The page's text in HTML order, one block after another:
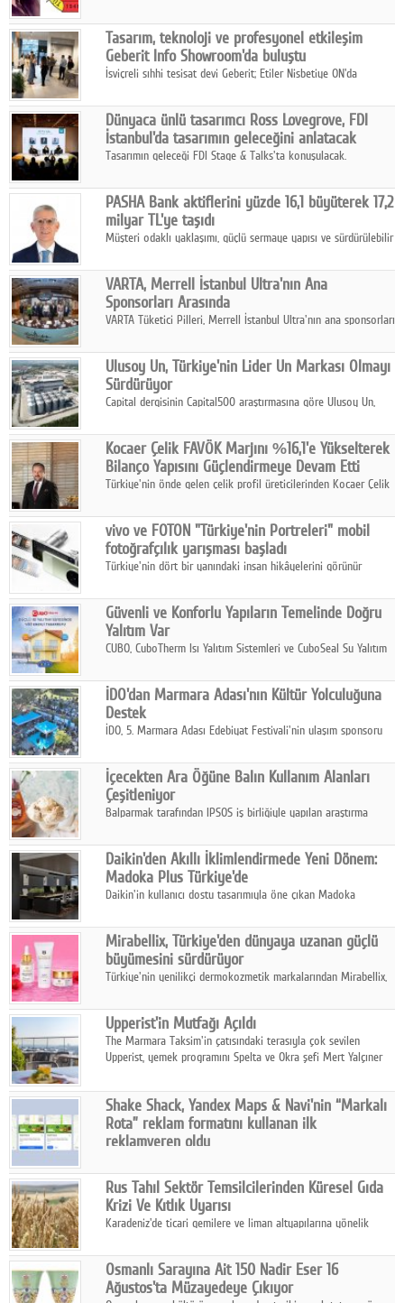
Tasarım, teknoloji ve profesyonel etkileşim
Geberit Info Showroom'da buluştu
İsviçreli sıhhi tesisat devi Geberit; Etiler Nisbetiye ON'da
ortaklığıyla özel bir davete ev sahipliği yaptı.
Dünyaca ünlü tasarımcı Ross Lovegrove, FDI
İstanbul'da tasarımın geleceğini anlatacak
Tasarımın geleceği FDI Stage & Talks'ta konuşulacak.
PASHA Bank aktiflerini yüzde 16,1 büyüterek 17,2
milyar TL'ye taşıdı
Müşteri odaklı yaklaşımı, güçlü sermaye yapısı ve sürdürülebilir
yılının ilk yarısında güçlü finansal performansını korudu.
VARTA, Merrell İstanbul Ultra'nın Ana
Sponsorları Arasında
VARTA Tüketici Pilleri, Merrell İstanbul Ultra'nın ana sponsorları
enerjisine güç katıyor.
Ulusoy Un, Türkiye'nin Lider Un Markası Olmayı
Sürdürüyor
Capital dergisinin Capital500 araştırmasına göre Ulusoy Un,
hasılatıyla Türkiye'nin en büyük 83. firması oldu.
Kocaer Çelik FAVÖK Marjını %16,1'e Yükselterek
Bilanço Yapısını Güçlendirmeye Devam Etti
Türkiye'nin önde gelen çelik profil üreticilerinden Kocaer Çelik
Çelik FAVÖK Marjını %16,1'e yükseltti.
vivo ve FOTON "Türkiye'nin Portreleri" mobil
fotoğrafçılık yarışması başladı
Türkiye'nin dört bir yanındaki insan hikâyelerini görünür
insanını, kültürünü ve yaşamını portre fotoğraflarıyla
anlatmaya davet ediyor.
Güvenli ve Konforlu Yapıların Temelinde Doğru
Yalıtım Var
CUBO, CuboTherm Isı Yalıtım Sistemleri ve CuboSeal Su Yalıtım
ve sürdürülebilir çözümler sunuyor.
İDO'dan Marmara Adası'nın Kültür Yolculuğuna
Destek
İDO, 5. Marmara Adası Edebiyat Festivali'nin ulaşım sponsoru
ettiriyor.
İçecekten Ara Öğüne Balın Kullanım Alanları
Çeşitleniyor
Balparmak tarafından IPSOS iş birliğiyle yapılan araştırma
ıhlamur gibi içeceklerde tercih ettiğini ortaya koyuyor.
Daikin'den Akıllı İklimlendirmede Yeni Dönem:
Madoka Plus Türkiye'de
Daikin'in kullanıcı dostu tasarımıyla öne çıkan Madoka
kontrol ünitesi Madoka Plus Türkiye'de satışa sunuldu.
Mirabellix, Türkiye'den dünyaya uzanan güçlü
büyümesini sürdürüyor
Türkiye'nin yenilikçi dermokozmetik markalarından Mirabellix,
ürünleriyle hem yurt içinde hem de uluslararası pazarlarda
büyümesini sürdürüyor.
Upperist'in Mutfağı Açıldı
The Marmara Taksim'in çatısındaki terasıyla çok sevilen
Upperist, yemek programını Spelta ve Okra şefi Mert Yalçıner
Shake Shack, Yandex Maps & Navi'nin “Markalı
Rota” reklam formatını kullanan ilk
reklamveren oldu
artırmak amacıyla Cereyan Medya ve Yandex Ads iş birliğiyle
Yandex Maps & Navi'nin yeni "Markalı Rota" reklam formatını
kullanan ilk marka oldu.
Rus Tahıl Sektör Temsilcilerinden Küresel Gıda
Krizi Ve Kıtlık Uyarısı
Karadeniz'de ticari gemilere ve liman altyapılarına yönelik
geçirdi.
Osmanlı Sarayına Ait 150 Nadir Eser 16
Ağustos'ta Müzayedeye Çıkıyor